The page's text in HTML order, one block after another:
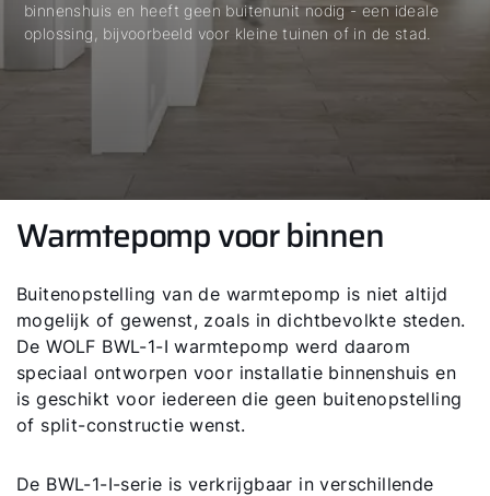
binnenshuis en heeft geen buitenunit nodig - een ideale
oplossing, bijvoorbeeld voor kleine tuinen of in de stad.
Warmtepomp voor binnen
Buitenopstelling van de warmtepomp is niet altijd
mogelijk of gewenst, zoals in dichtbevolkte steden.
De WOLF BWL-1-I warmtepomp werd daarom
speciaal ontworpen voor installatie binnenshuis en
is geschikt voor iedereen die geen buitenopstelling
of split-constructie wenst.
De BWL-1-I-serie is verkrijgbaar in verschillende